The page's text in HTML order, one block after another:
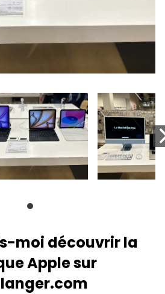
moi découvrir la
Apple sur